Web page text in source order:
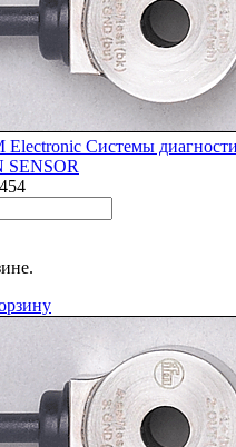
Electronic Системы